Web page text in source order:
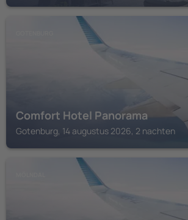
Comfort Hotel Panorama
Gotenburg, 14 augustus 2026, 2 nachten